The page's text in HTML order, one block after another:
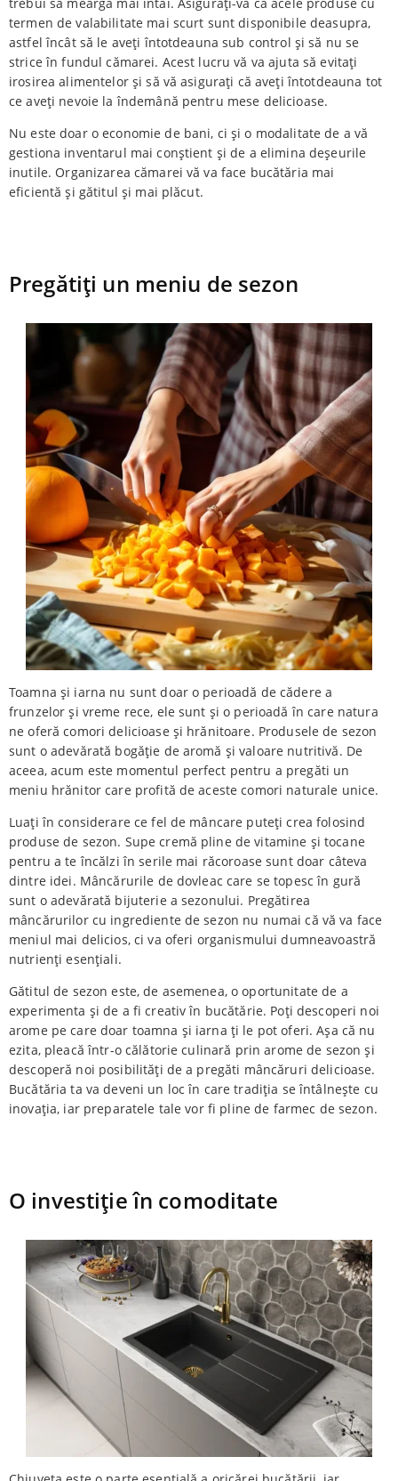
termen de valabilitate mai scurt sunt disponibile deasupra,
astfel încât să le aveți întotdeauna sub control și să nu se
strice în fundul cămarei. Acest lucru vă va ajuta să evitați
irosirea alimentelor și să vă asigurați că aveți întotdeauna tot
ce aveți nevoie la îndemână pentru mese delicioase.
Nu este doar o economie de bani, ci și o modalitate de a vă
gestiona inventarul mai conștient și de a elimina deșeurile
inutile. Organizarea cămarei vă va face bucătăria mai
eficientă și gătitul și mai plăcut.
Pregătiți un meniu de sezon
Toamna și iarna nu sunt doar o perioadă de cădere a
frunzelor și vreme rece, ele sunt și o perioadă în care natura
ne oferă comori delicioase și hrănitoare. Produsele de sezon
sunt o adevărată bogăție de aromă și valoare nutritivă. De
aceea, acum este momentul perfect pentru a pregăti un
meniu hrănitor care profită de aceste comori naturale unice.
Luați în considerare ce fel de mâncare puteți crea folosind
produse de sezon. Supe cremă pline de vitamine și tocane
pentru a te încălzi în serile mai răcoroase sunt doar câteva
dintre idei. Mâncărurile de dovleac care se topesc în gură
sunt o adevărată bijuterie a sezonului. Pregătirea
mâncărurilor cu ingrediente de sezon nu numai că vă va face
meniul mai delicios, ci va oferi organismului dumneavoastră
nutrienți esențiali.
Gătitul de sezon este, de asemenea, o oportunitate de a
experimenta și de a fi creativ în bucătărie. Poți descoperi noi
arome pe care doar toamna și iarna ți le pot oferi. Așa că nu
ezita, pleacă într-o călătorie culinară prin arome de sezon și
descoperă noi posibilități de a pregăti mâncăruri delicioase.
Bucătăria ta va deveni un loc în care tradiția se întâlnește cu
inovația, iar preparatele tale vor fi pline de farmec de sezon.
O investiție în comoditate